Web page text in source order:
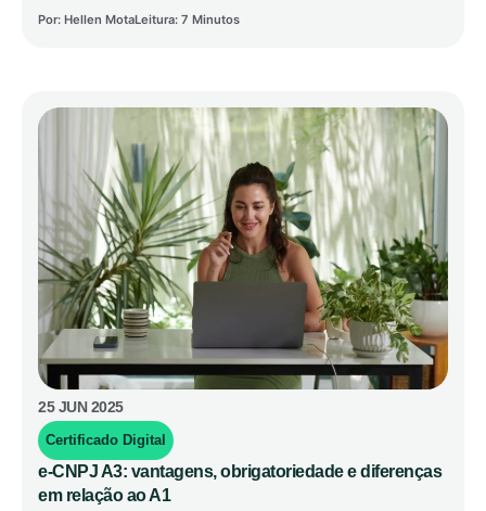
Por: Hellen MotaLeitura: 7 Minutos
25 JUN 2025
Certificado Digital
e-CNPJ A3: vantagens, obrigatoriedade e diferenças
em relação ao A1